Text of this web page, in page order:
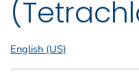
English (US)